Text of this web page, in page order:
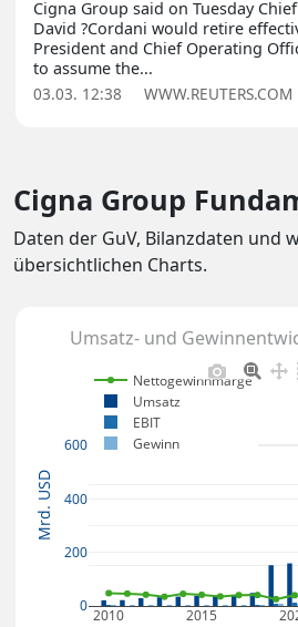
Cigna Group said on Tuesday
David ?Cordani would retire
President and Chief Operating
to assume the...
03.03. 12:38
WWW.REUTERS.COM
Cigna Group
Daten der GuV, Bilanzdaten und
übersichtlichen Charts.
Umsatz- und
2010 2015
0
200
400
600
Nettogewinnmarge
Umsatz
EBIT
Gewinn
Mrd. USD